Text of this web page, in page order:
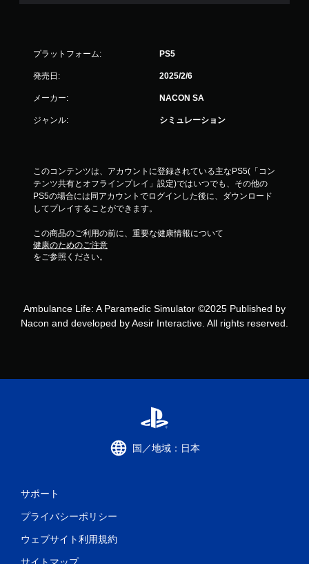
プラットフォーム: PS5
発売日: 2025/2/6
メーカー: NACON SA
ジャンル: シミュレーション
このコンテンツは、アカウントに登録されている主なPS5(「コン
テンツ共有とオフラインプレイ」設定)ではいつでも、その他の
PS5の場合には同アカウントでログインした後に、ダウンロード
してプレイすることができます。
この商品のご利用の前に、重要な健康情報について
健康のためのご注意
をご参照ください。
Ambulance Life: A Paramedic Simulator ©2025 Published by
Nacon and developed by Aesir Interactive. All rights reserved.
国／地域：日本
サポート
プライバシーポリシー
ウェブサイト利用規約